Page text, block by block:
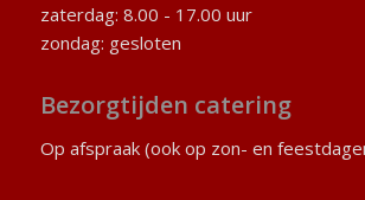
zaterdag: 8.00 - 17.00 uur
zondag: gesloten
Bezorgtijden catering
Op afspraak (ook op zon- en